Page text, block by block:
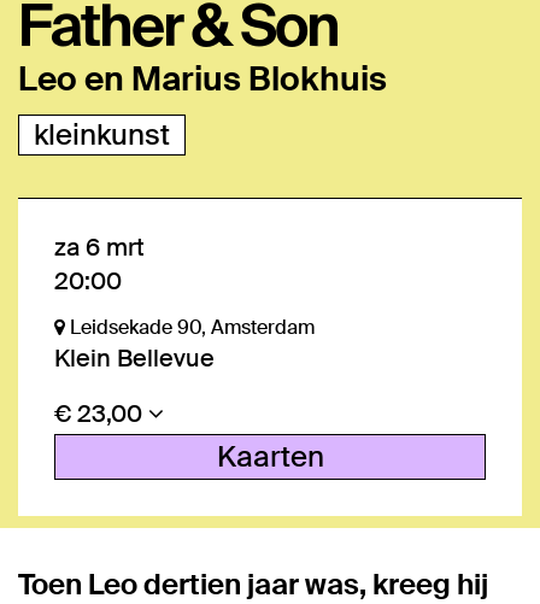
Father & Son
Leo en Marius Blokhuis
kleinkunst
za 6 mrt
20:00
Leidsekade 90, Amsterdam
Klein Bellevue
€ 23,00
Kaarten
Toen Leo dertien jaar was, kreeg hij